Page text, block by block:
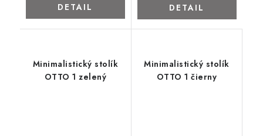
DETAIL DETAIL
Minimalistický stolík
OTTO 1 zelený
Minimalistický stolík
OTTO 1 čierny